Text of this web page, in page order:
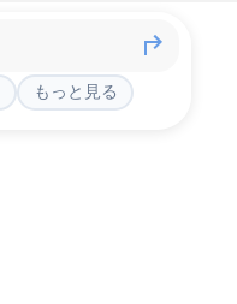
もっと見る